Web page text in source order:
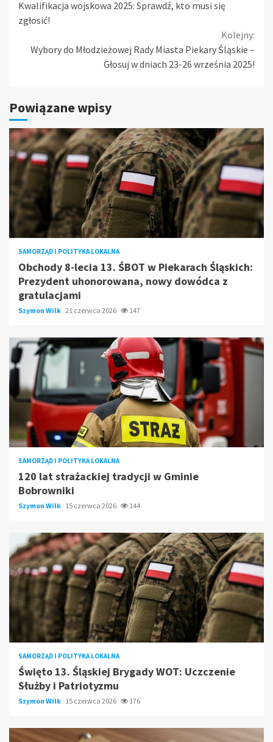
Reading
Kwalifikacja wojskowa 2025: Sprawdź, kto musi się
zgłosić!
Kolejny:
Wybory do Młodzieżowej Rady Miasta Piekary Śląskie –
Głosuj w dniach 23-26 września 2025!
Powiązane wpisy
SAMORZĄD I POLITYKA LOKALNA
Obchody 8-lecia 13. ŚBOT w Piekarach Śląskich:
Prezydent uhonorowana, nowy dowódca z
gratulacjami
Szymon Wilk 21 czerwca 2026 147
SAMORZĄD I POLITYKA LOKALNA
120 lat strażackiej tradycji w Gminie
Bobrowniki
Szymon Wilk 15 czerwca 2026 144
SAMORZĄD I POLITYKA LOKALNA
Święto 13. Śląskiej Brygady WOT: Uczczenie
Służby i Patriotyzmu
Szymon Wilk 15 czerwca 2026 176